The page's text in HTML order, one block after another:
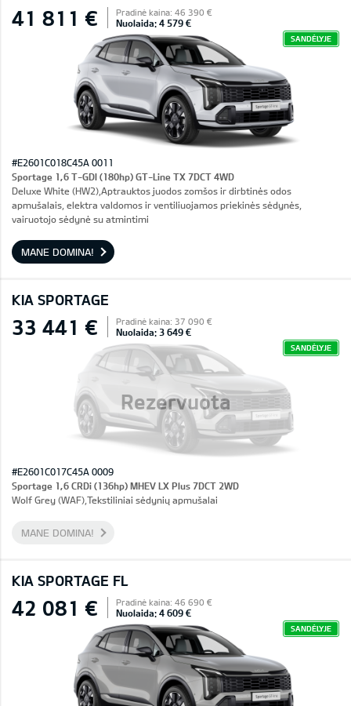
41 811 € Pradinė kaina: 46 390 €
Nuolaida: 4 579 €
SANDĖLYJE
#E2601C018C45A 0011
Sportage 1,6 T-GDI (180hp) GT-Line TX 7DCT 4WD
Deluxe White (HW2),Aptrauktos juodos zomšos ir dirbtinės odos
apmušalais, elektra valdomos ir ventiliuojamos priekinės sėdynės,
vairuotojo sėdynė su atmintimi
MANE DOMINA!
KIA SPORTAGE
Rezervuota
33 441 € Pradinė kaina: 37 090 €
Nuolaida: 3 649 €
SANDĖLYJE
#E2601C017C45A 0009
Sportage 1,6 CRDi (136hp) MHEV LX Plus 7DCT 2WD
Wolf Grey (WAF),Tekstiliniai sėdynių apmušalai
MANE DOMINA!
KIA SPORTAGE FL
42 081 € Pradinė kaina: 46 690 €
Nuolaida: 4 609 €
SANDĖLYJE